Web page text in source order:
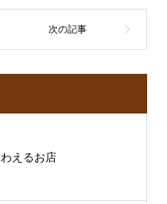
えるお店